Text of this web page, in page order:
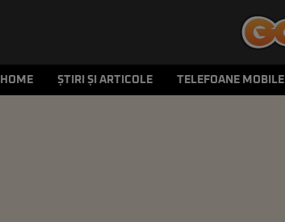
HOME ȘTIRI ȘI ARTICOLE TELEFOANE MOBILE